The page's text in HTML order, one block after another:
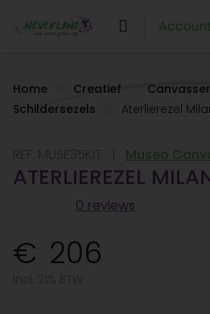
Home Creatief
Schildersezels
Aterlierezel
Museo
ATERLIEREZEL
0 reviews
206